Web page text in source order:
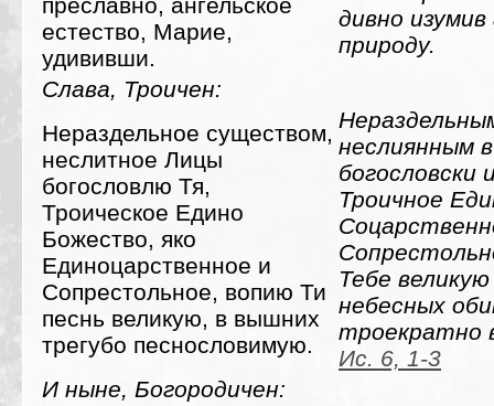
преславно, ангельское
естество, Марие,
удививши.
дивно изумив
природу.
Слава, Троичен:
Нераздельное существом,
неслитное Лицы
богословлю Тя,
Троическое Едино
Божество, яко
Единоцарственное и
Сопрестольное, вопию Ти
песнь великую, в вышних
трегубо песнословимую.
неслиянным
богословски
Троичное
Тебе
небесных
троекратно
Ис. 6, 1-3
И ныне, Богородичен: